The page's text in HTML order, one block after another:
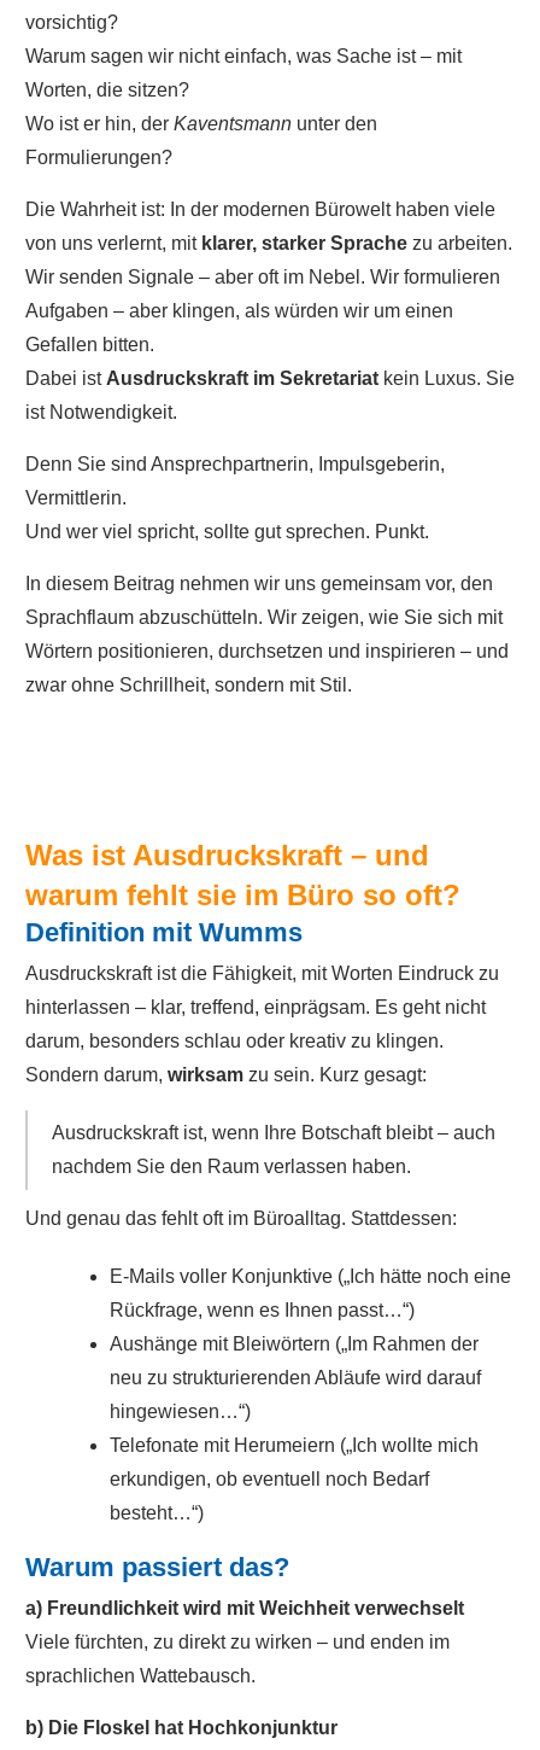
vorsichtig?
Warum sagen wir nicht einfach, was Sache ist – mit
Worten, die sitzen?
Wo ist er hin, der Kaventsmann unter den
Formulierungen?
Die Wahrheit ist: In der modernen Bürowelt haben viele
von uns verlernt, mit klarer, starker Sprache zu arbeiten.
Wir senden Signale – aber oft im Nebel. Wir formulieren
Aufgaben – aber klingen, als würden wir um einen
Gefallen bitten.
Dabei ist Ausdruckskraft im Sekretariat kein Luxus. Sie
ist Notwendigkeit.
Denn Sie sind Ansprechpartnerin, Impulsgeberin,
Vermittlerin.
Und wer viel spricht, sollte gut sprechen. Punkt.
In diesem Beitrag nehmen wir uns gemeinsam vor, den
Sprachflaum abzuschütteln. Wir zeigen, wie Sie sich mit
Wörtern positionieren, durchsetzen und inspirieren – und
zwar ohne Schrillheit, sondern mit Stil.
Was ist Ausdruckskraft – und
warum fehlt sie im Büro so oft?
Definition mit Wumms
Ausdruckskraft ist die Fähigkeit, mit Worten Eindruck zu
hinterlassen – klar, treffend, einprägsam. Es geht nicht
darum, besonders schlau oder kreativ zu klingen.
Sondern darum, wirksam zu sein. Kurz gesagt:
Ausdruckskraft ist, wenn Ihre Botschaft bleibt – auch
nachdem Sie den Raum verlassen haben.
Und genau das fehlt oft im Büroalltag. Stattdessen:
E-Mails voller Konjunktive („Ich hätte noch eine
Rückfrage, wenn es Ihnen passt…“)
Aushänge mit Bleiwörtern („Im Rahmen der
neu zu strukturierenden Abläufe wird darauf
hingewiesen…“)
Telefonate mit Herumeiern („Ich wollte mich
erkundigen, ob eventuell noch Bedarf
besteht…“)
Warum passiert das?
a) Freundlichkeit wird mit Weichheit verwechselt
Viele fürchten, zu direkt zu wirken – und enden im
sprachlichen Wattebausch.
b) Die Floskel hat Hochkonjunktur